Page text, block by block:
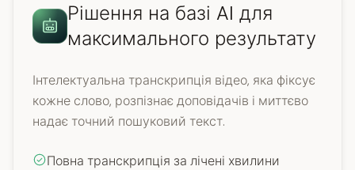
Рішення на базі AI для
максимального результату
Інтелектуальна транскрипція відео, яка фіксує
кожне слово, розпізнає доповідачів і миттєво
надає точний пошуковий текст.
Повна транскрипція за лічені хвилини